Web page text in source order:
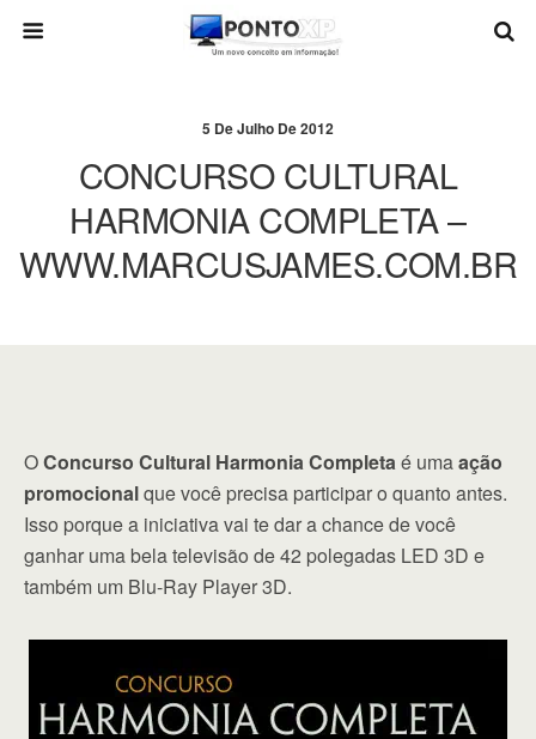
5 De Julho De 2012
CONCURSO CULTURAL
HARMONIA COMPLETA –
WWW.MARCUSJAMES.COM.BR
OConcurso Cultural Harmonia Completaé umaação
promocionalque você precisa participar o quanto antes.
Isso porque a iniciativa vai te dar a chance de você
ganhar uma bela televisão de 42 polegadas LED 3D e
também um Blu-Ray Player 3D.